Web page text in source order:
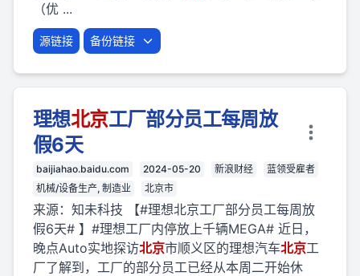
（优 ...
源链接 备份链接
理想北京工厂部分员工每周放
假6天
baijiahao.baidu.com 2024-05-20 新浪财经
蓝领受雇者
机械/设备生产, 制造业
北京市
来源：知未科技 【#理想北京工厂部分员工每周放
假6天# 】#理想工厂内停放上千辆MEGA# 近日，
晚点Auto实地探访北京市顺义区的理想汽车北京工
厂了解到，工厂的部分员工已经从本周二开始休